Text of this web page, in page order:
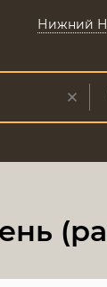
Нижний